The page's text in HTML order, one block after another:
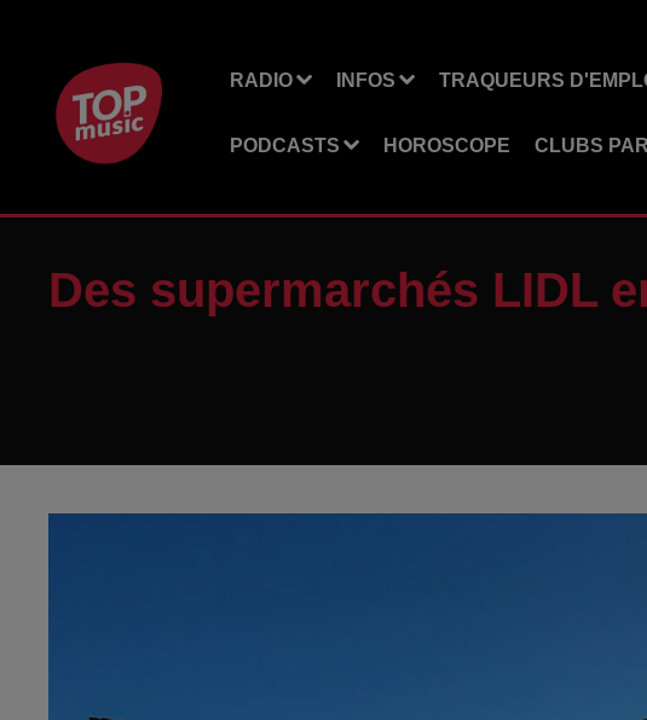
RADIO INFOS TRAQUEURS
PODCASTS HOROSCOPE CLUBS
Des supermarchés LIDL